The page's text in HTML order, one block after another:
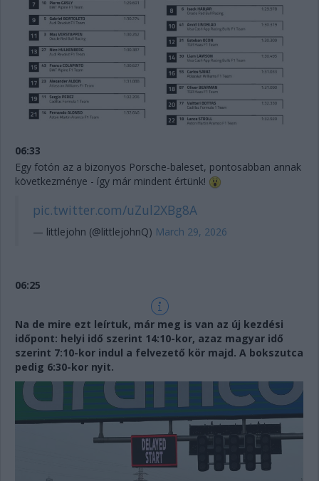
06:33
Egy fotón az a bizonyos Porsche-baleset, pontosabban annak
következménye - így már mindent értünk!
pic.twitter.com/uZul2XBg8A
— littlejohn (@littlejohnQ) March 29, 2026
06:25
Na de mire ezt leírtuk, már meg is van az új kezdési
időpont: helyi idő szerint 14:10-kor, azaz magyar idő
szerint 7:10-kor indul a felvezető kör majd. A bokszutca
pedig 6:30-kor nyit.